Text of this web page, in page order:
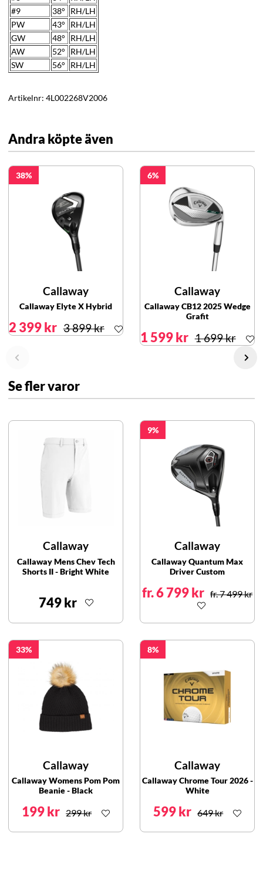
#9
38°
RH/LH
PW
43°
RH/LH
GW
48°
RH/LH
AW
52°
RH/LH
SW
56° RH/LH
Artikelnr: 4L002268V2006
Andra köpte även
38
Callaway
Callaway Elyte X Hybrid
2 399 kr 3 899 kr
6
Callaway
Callaway CB12 2025 Wedge
Grafit
1 599 kr 1 699 kr
Se fler varor
Callaway
Callaway Mens Chev Tech
Shorts II - Bright White
749 kr
9
Callaway
Callaway Quantum Max
Driver Custom
fr. 6 799 kr fr. 7 499 kr
33
Callaway
Callaway Womens Pom Pom
Beanie - Black
199 kr 299 kr
8
Callaway
Callaway Chrome Tour 2026 -
White
599 kr 649 kr